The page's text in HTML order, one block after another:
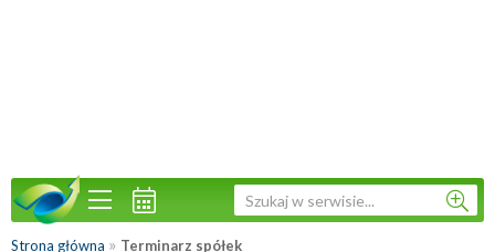
Strona główna » Terminarz spółek